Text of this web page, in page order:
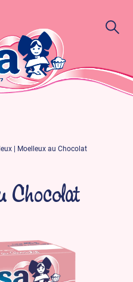
Moelleux au Chocolat
Chocolat